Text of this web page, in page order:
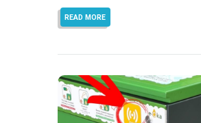
READ MORE